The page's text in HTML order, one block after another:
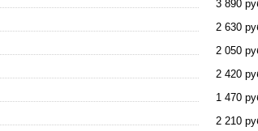
3 890
2 630
2 050
2 420
1 470
2 210